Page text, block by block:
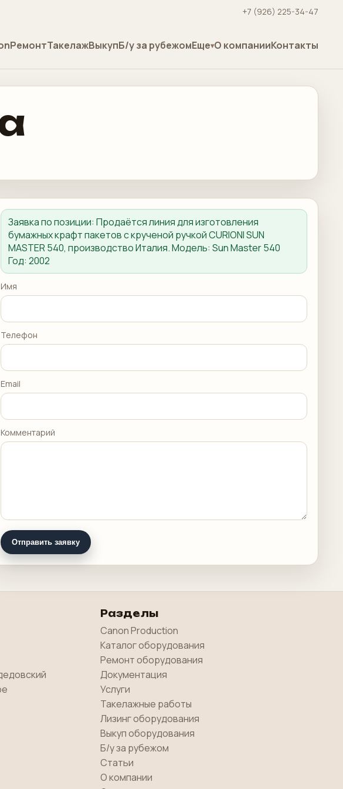
+7 (926) 225-34-47
РемонтТакелажВыкупБ/у за рубежомЕще О компанииКонтакты
Заявка по позиции:Продаётся линия для изготовления
бумажных крафт пакетов с крученой ручкой CURIONI SUN
MASTER 540, производство Италия. Модель: Sun Master 540
Год: 2002
Имя
Телефон
Email
Комментарий
Отправить заявку
Разделы
Canon Production
Каталог оборудования
Ремонт оборудования
Документация
Услуги
Такелажные работы
Лизинг оборудования
Выкуп оборудования
Б/у за рубежом
Статьи
О компании